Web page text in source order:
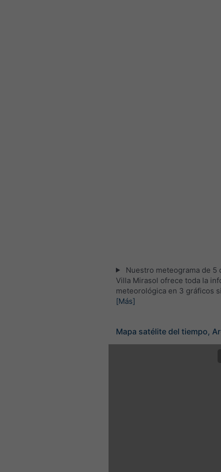
Nuestro meteograma de 5
Villa Mirasol ofrece toda la
meteorológica en 3 gráficos
[Más]
Mapa satélite del tiempo,